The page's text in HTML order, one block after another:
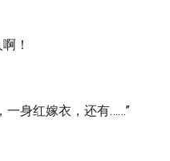
！
一身红嫁衣，还有……”